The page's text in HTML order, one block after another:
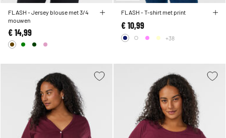
FLASH - Jersey blouse met 3/4
mouwen
€ 14,99
FLASH - T-shirt met print
€ 10,99
+38